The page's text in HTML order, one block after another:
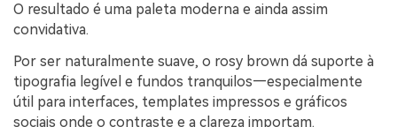
O resultado é uma paleta moderna e ainda assim
convidativa.
Por ser naturalmente suave, o rosy brown dá suporte à
tipografia legível e fundos tranquilos—especialmente
útil para interfaces, templates impressos e gráficos
sociais onde o contraste e a clareza importam.